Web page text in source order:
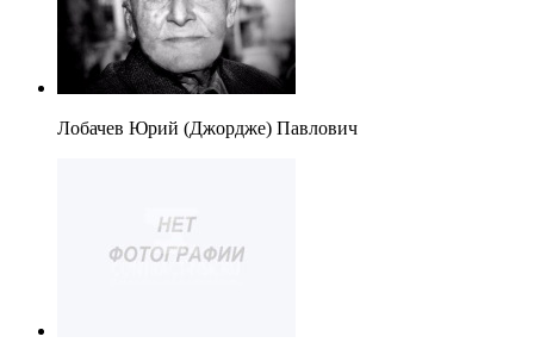
Лобачев Юрий (Джордже) Павлович